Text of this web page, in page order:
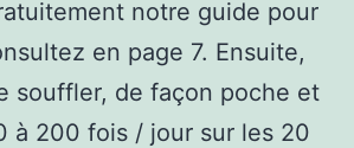
notre guide pour
en page 7. Ensuite,
souffler, de façon poche et
à 200 fois / jour sur les 20